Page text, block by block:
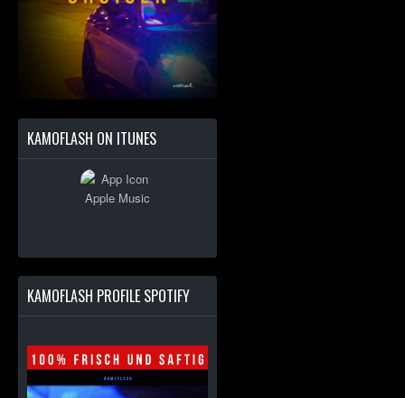
KAMOFLASH ON ITUNES
KAMOFLASH PROFILE SPOTIFY